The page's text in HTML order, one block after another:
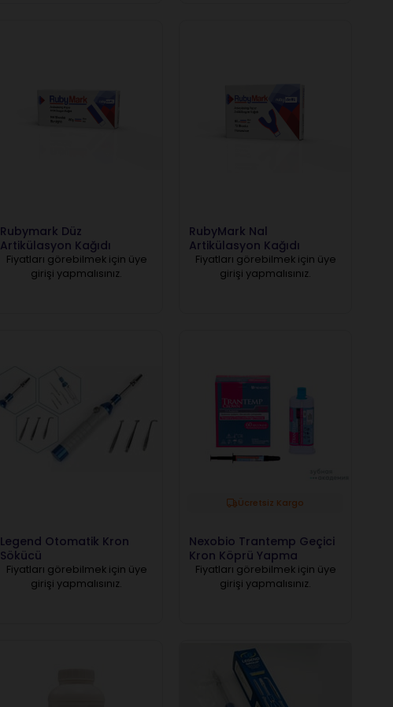
Rubymark Düz
Artikülasyon Kağıdı
Fiyatları görebilmek için üye
girişi yapmalısınız.
RubyMark Nal
Artikülasyon Kağıdı
Fiyatları görebilmek için üye
girişi yapmalısınız.
Legend Otomatik Kron
Sökücü
Fiyatları görebilmek için üye
girişi yapmalısınız.
Ücretsiz Kargo
Nexobio Trantemp Geçici
Kron Köprü Yapma
Materyali
Fiyatları görebilmek için üye
girişi yapmalısınız.